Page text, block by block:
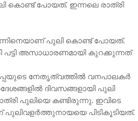
കൊണ്ട് പോയത്. ഇന്നലെ രാത്രി
ഒന്നിനെയാണ് പുലി കൊണ്ട് പോയത്.
പട്ടി അസാധാരണമായി കുറക്കുന്നത്
നേതൃത്വത്തിൽ വനപാലകർ
ദിവസങ്ങളായി പുലി
പുലിയെ കണ്ടിരുന്നു. ഇവിടെ
പുലിവളർത്തുനായയെ പിടികൂടിയത്.